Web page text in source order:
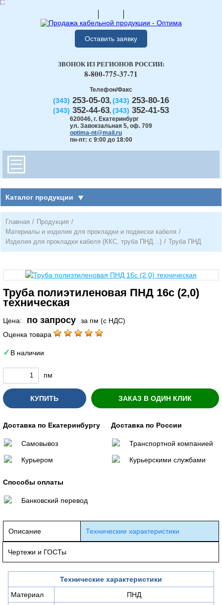
Оставить заявку
Телефон/Факс
(343) 253-05-03, (343) 253-80-16
(343) 352-44-63, (343) 352-41-53
620046, г. Екатеринбург
ул. Завокзальная 5, оф. 709
optima-nt@mail.ru
пн-пт: с 9:00 до 18:00
ЗВОНОК ИЗ РЕГИОНОВ РОССИИ:
8-800-775-37-71
Каталог продукции
Главная / Продукция /
Материалы и изделия для прокладки и подвески кабеля /
Изделия для прокладки кабеля (ККС, труба ПНД…) / Труба ПНД
Труба полиэтиленовая ПНД 16с (2,0)
техническая
Цена: по запросу
за пм (с НДС)
Оценка товара
В наличии
пм
КУПИТЬ ЗАКАЗ В ОДИН КЛИК
Доставка по Екатеринбургу
Самовывоз
Курьером
Доставка по России
Транспортной компанией
Курьерскими службами
Способы оплаты
Банковский перевод
Описание Технические характеристики
Чертежи и ГОСТы
Технические характеристики
Материал
ПНД